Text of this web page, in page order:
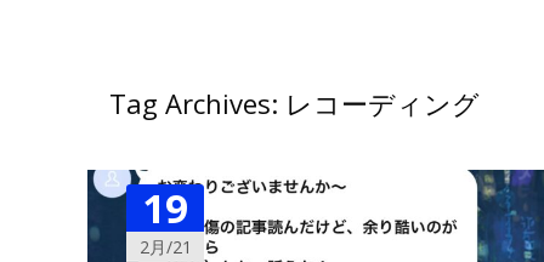
Tag Archives: レコーディング
19
2月/21